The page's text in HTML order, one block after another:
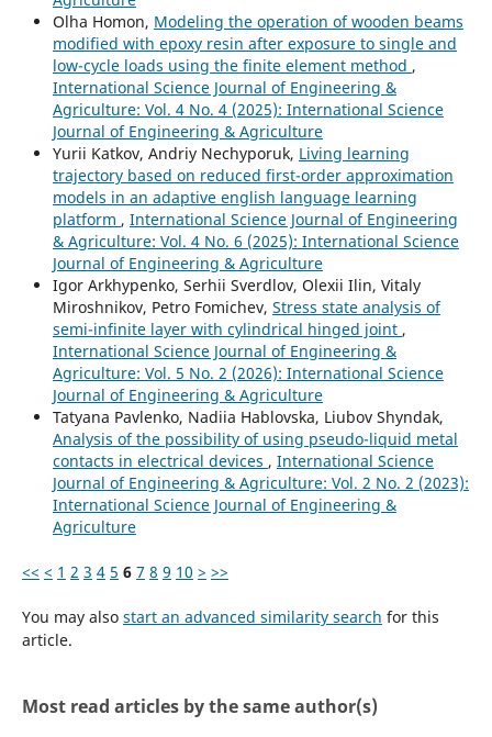
Olha Homon, Modeling the operation of wooden beams
modified with epoxy resin after exposure to single and
low-cycle loads using the finite element method ,
International Science Journal of Engineering &
Agriculture: Vol. 4 No. 4 (2025): International Science
Journal of Engineering & Agriculture
Yurii Katkov, Andriy Nechyporuk, Living learning
trajectory based on reduced first-order approximation
models in an adaptive english language learning
platform , International Science Journal of Engineering
& Agriculture: Vol. 4 No. 6 (2025): International Science
Journal of Engineering & Agriculture
Igor Arkhypenko, Serhii Sverdlov, Olexii Ilin, Vitaly
Miroshnikov, Petro Fomichev, Stress state analysis of
semi-infinite layer with cylindrical hinged joint ,
International Science Journal of Engineering &
Agriculture: Vol. 5 No. 2 (2026): International Science
Journal of Engineering & Agriculture
Tatyana Pavlenko, Nadiia Hablovska, Liubov Shyndak,
Analysis of the possibility of using pseudo-liquid metal
contacts in electrical devices , International Science
Journal of Engineering & Agriculture: Vol. 2 No. 2 (2023):
International Science Journal of Engineering &
Agriculture
<< < 1 2 3 4 5 6 7 8 9 10 > >>
You may also start an advanced similarity search for this
article.
Most read articles by the same author(s)